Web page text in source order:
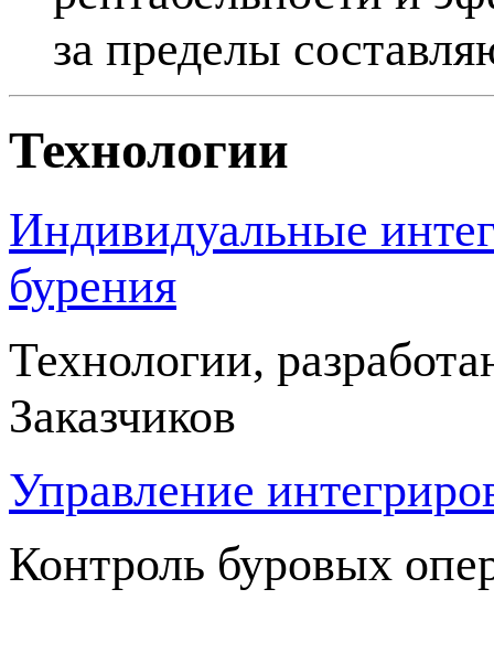
за пределы
Технологии
Индивидуальные
бурения
Технологии,
Заказчиков
Управление
Контроль буровых